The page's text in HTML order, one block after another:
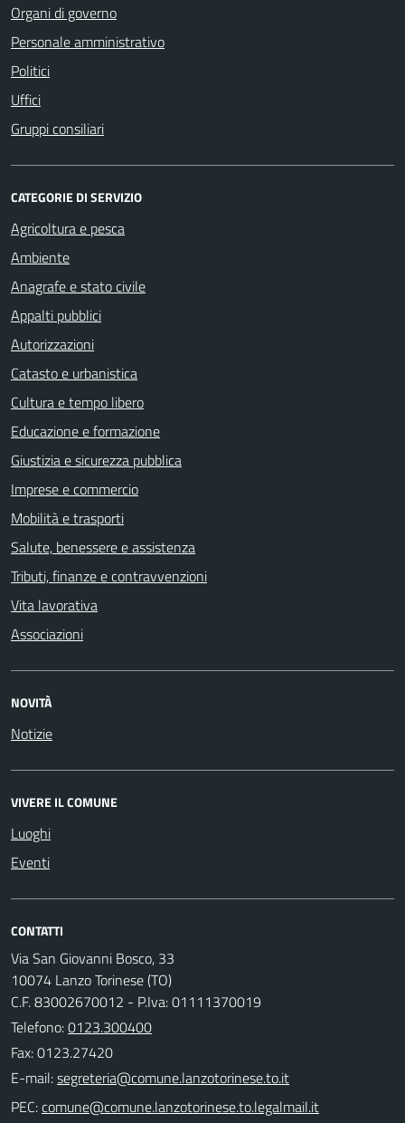
Organi di governo
Personale amministrativo
Politici
Uffici
Gruppi consiliari
CATEGORIE DI SERVIZIO
Agricoltura e pesca
Ambiente
Anagrafe e stato civile
Appalti pubblici
Autorizzazioni
Catasto e urbanistica
Cultura e tempo libero
Educazione e formazione
Giustizia e sicurezza pubblica
Imprese e commercio
Mobilità e trasporti
Salute, benessere e assistenza
Tributi, finanze e contravvenzioni
Vita lavorativa
Associazioni
NOVITÀ
Notizie
VIVERE IL COMUNE
Luoghi
Eventi
CONTATTI
Via San Giovanni Bosco, 33
10074 Lanzo Torinese (TO)
C.F. 83002670012 - P.Iva: 01111370019
Telefono:0123.300400
Fax: 0123.27420
E-mail:
PEC: